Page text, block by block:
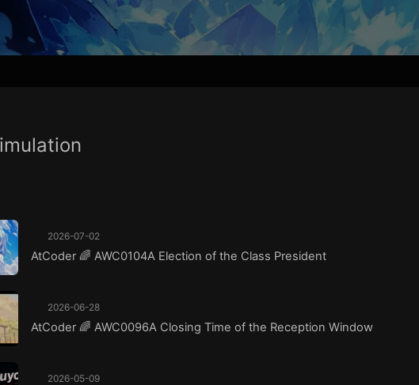
2026-07-02
AtCoder 🌈 AWC0104A Election of the Class President
2026-06-28
AtCoder 🌈 AWC0096A Closing Time of the Reception Window
2026-05-09